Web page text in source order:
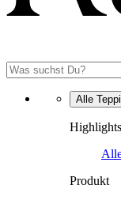
Alle
Highlights
Produkt